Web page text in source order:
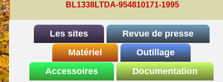
BL1338LTDA-954810171-1995
Les sites
INDEX
Le site de la
Revue de presse
REDEXIM-et-Eliet
ELIET
Matériel
autoportee
Outillage
Affuteuse
Accessoires
Documentation